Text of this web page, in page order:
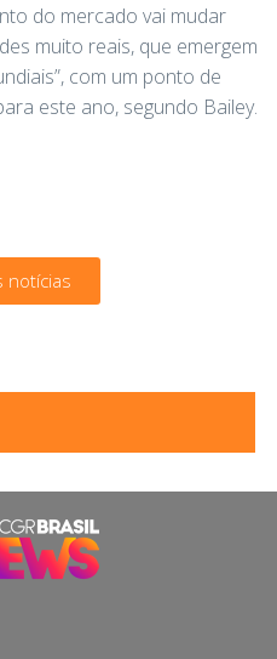
do mercado vai mudar
muito reais, que emergem
com um ponto de
este ano, segundo Bailey.
notícias